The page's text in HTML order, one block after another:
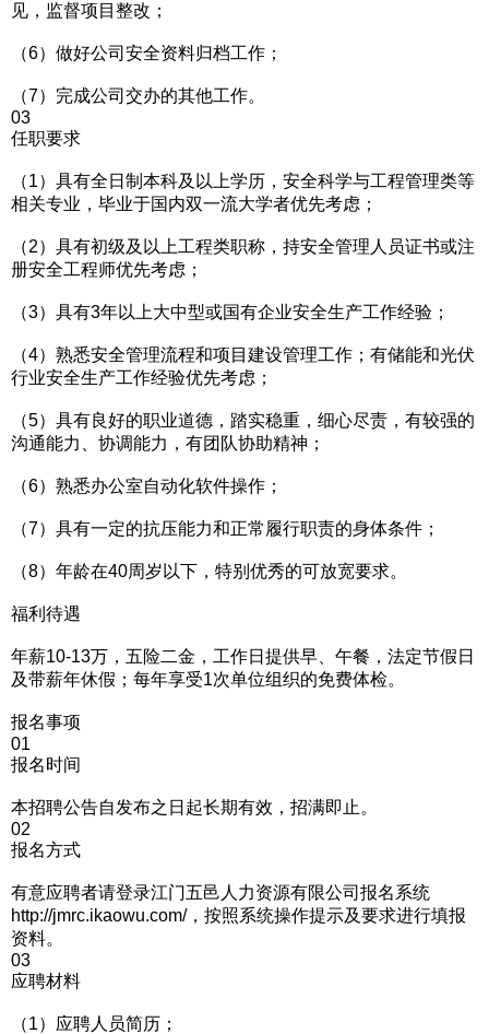
见，监督项目整改；
（6）做好公司安全资料归档工作；
（7）完成公司交办的其他工作。
03
任职要求
（1）具有全日制本科及以上学历，安全科学与工程管理类等
相关专业，毕业于国内双一流大学者优先考虑；
（2）具有初级及以上工程类职称，持安全管理人员证书或注
册安全工程师优先考虑；
（3）具有3年以上大中型或国有企业安全生产工作经验；
（4）熟悉安全管理流程和项目建设管理工作；有储能和光伏
行业安全生产工作经验优先考虑；
（5）具有良好的职业道德，踏实稳重，细心尽责，有较强的
沟通能力、协调能力，有团队协助精神；
（6）熟悉办公室自动化软件操作；
（7）具有一定的抗压能力和正常履行职责的身体条件；
（8）年龄在40周岁以下，特别优秀的可放宽要求。
福利待遇
年薪10-13万，五险二金，工作日提供早、午餐，法定节假日
及带薪年休假；每年享受1次单位组织的免费体检。
报名事项
01
报名时间
本招聘公告自发布之日起长期有效，招满即止。
02
报名方式
有意应聘者请登录江门五邑人力资源有限公司报名系统
http://jmrc.ikaowu.com/，按照系统操作提示及要求进行填报
资料。
03
应聘材料
（1）应聘人员简历；